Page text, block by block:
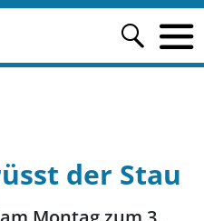
der Stau